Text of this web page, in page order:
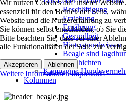
Beschäftigung
Erziehung
Ernährung
Gesundheit
Hintergrundwissen
Beagle sind
Geschichten
Kampagne:
Kolumnen
Wir nutzen Cookies auf unserer
essenziell für den Betrieb der Seite,
Website und die Nutzererfahrung zu
Sie können selbst entscheiden, ob Sie
Bitte beachten Sie, dass bei einer
alle Funktionalitäten der Seite zur
Akzeptieren Ablehnen
Weitere Informationen Impressum